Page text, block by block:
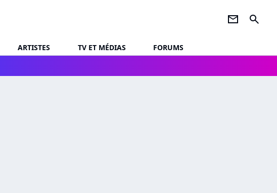
newsletter search
ARTISTES TV ET MÉDIAS
FORUMS